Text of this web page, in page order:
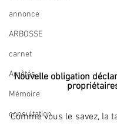
annonce
ARBOSSE
carnet
Arrêtés
Mémoire
consultation
Nouvelle obligation
Comme vous le savez, la